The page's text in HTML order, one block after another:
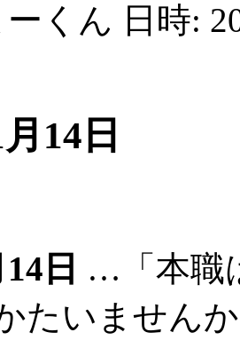
くん 日時:
14日
日 …「本職
たいません